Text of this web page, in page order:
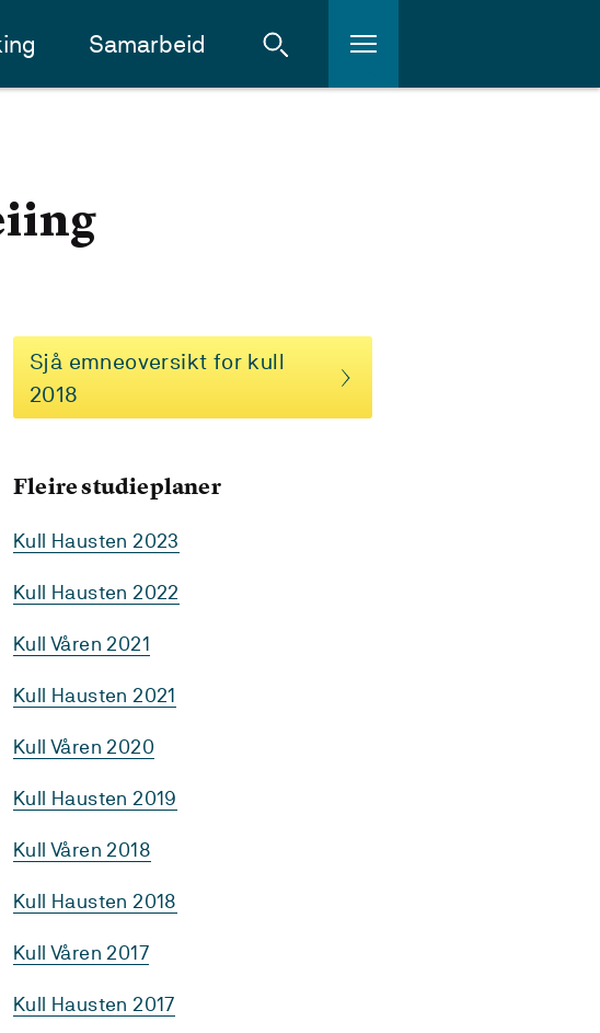
Samarbeid
Sjå emneoversikt for kull
2018
Fleire studieplaner
Kull Hausten 2023
Kull Hausten 2022
Kull Våren 2021
Kull Hausten 2021
Kull Våren 2020
Kull Hausten 2019
Kull Våren 2018
Kull Hausten 2018
Kull Våren 2017
Kull Hausten 2017